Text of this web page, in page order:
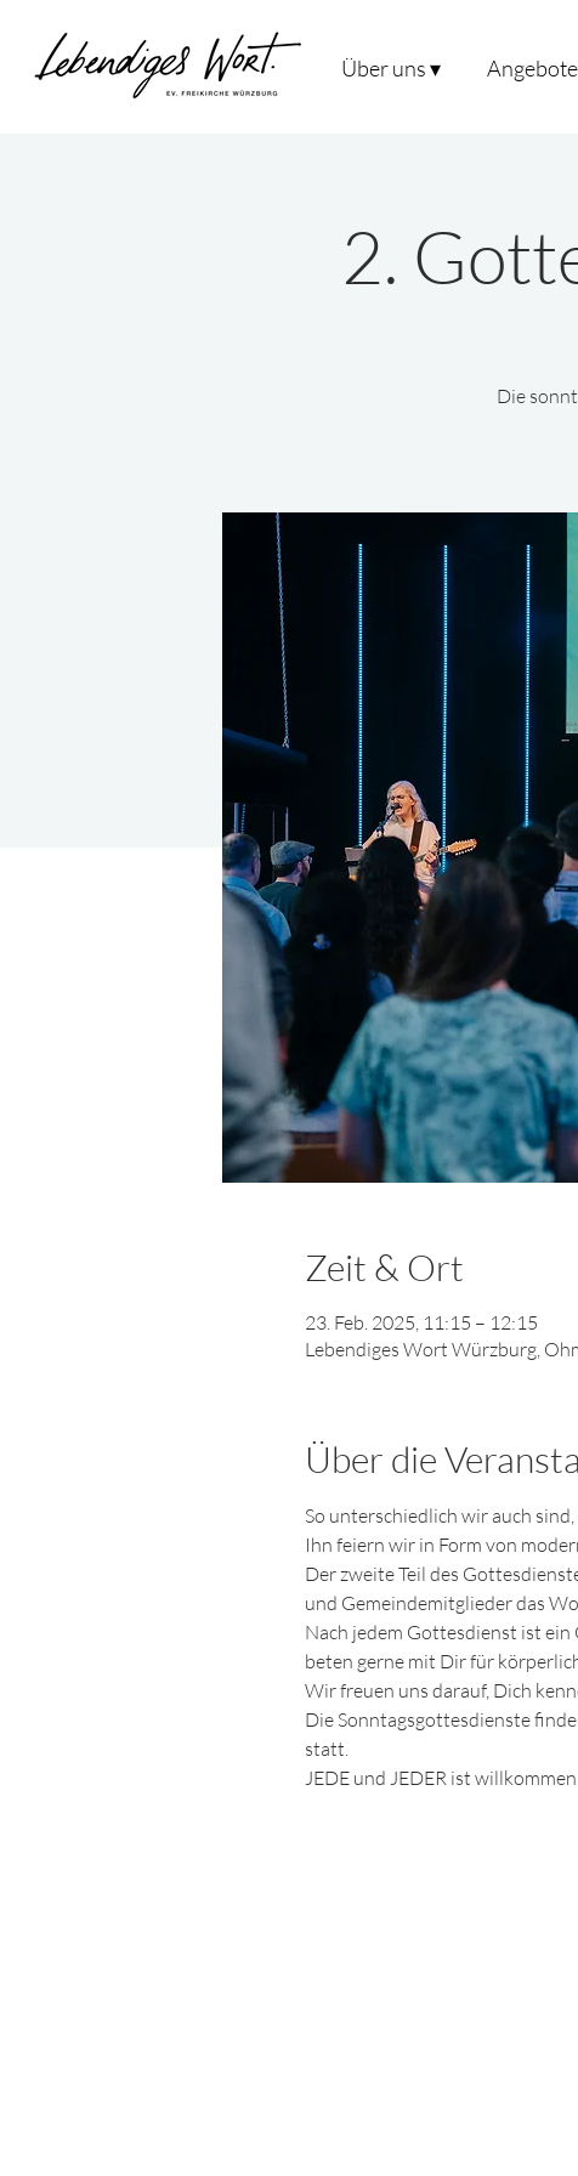
Über uns ▾
2.
Die
Zeit & Ort
23. Feb. 2025, 11:15 – 12:15
Lebendiges Wort Würzburg,
Über die
So unterschiedlich wir auch
Ihn feiern wir in Form von
Der zweite Teil des
und Gemeindemitglieder das
Nach jedem Gottesdienst ist
beten gerne mit Dir für
Wir freuen uns darauf, Dich
Die Sonntagsgottesdienste
statt.
JEDE und JEDER ist